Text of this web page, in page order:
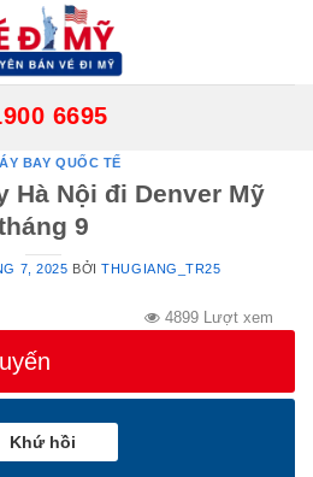
6695
BAY QUỐC TẾ
Hà Nội đi Denver Mỹ
9
7, 2025 BỞITHUGIANG_TR25
4899 Lượt xem
Khứ hồi